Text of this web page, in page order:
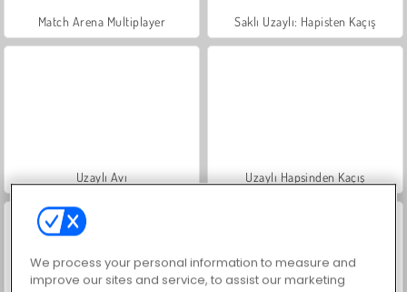
Match Arena Multiplayer Saklı Uzaylı: Hapisten Kaçış
Uzaylı Avı Uzaylı Hapsinden Kaçış
We process your personal information to measure and
improve our sites and service, to assist our marketing